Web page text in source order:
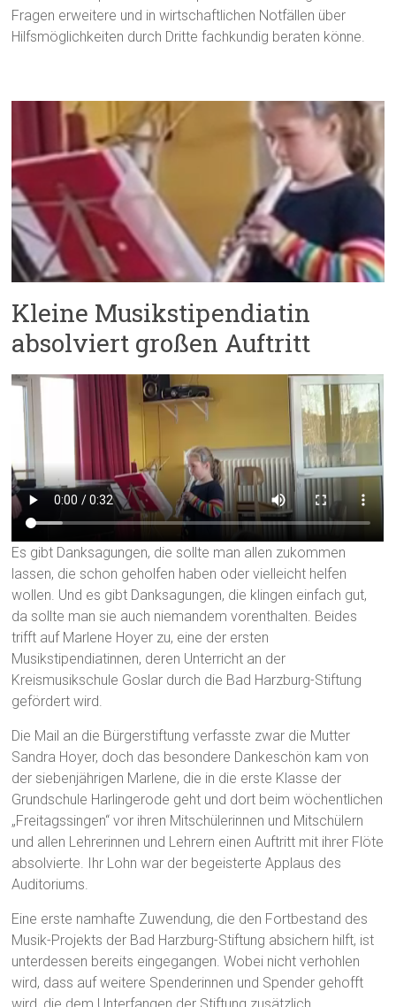
Fragen erweitere und in wirtschaftlichen Notfällen über
Hilfsmöglichkeiten durch Dritte fachkundig beraten könne.
Kleine Musikstipendiatin
absolviert großen Auftritt
Es gibt Danksagungen, die sollte man allen zukommen
lassen, die schon geholfen haben oder vielleicht helfen
wollen. Und es gibt Danksagungen, die klingen einfach gut,
da sollte man sie auch niemandem vorenthalten. Beides
trifft auf Marlene Hoyer zu, eine der ersten
Musikstipendiatinnen, deren Unterricht an der
Kreismusikschule Goslar durch die Bad Harzburg-Stiftung
gefördert wird.
Die Mail an die Bürgerstiftung verfasste zwar die Mutter
Sandra Hoyer, doch das besondere Dankeschön kam von
der siebenjährigen Marlene, die in die erste Klasse der
Grundschule Harlingerode geht und dort beim wöchentlichen
„Freitagssingen“ vor ihren Mitschülerinnen und Mitschülern
und allen Lehrerinnen und Lehrern einen Auftritt mit ihrer Flöte
absolvierte. Ihr Lohn war der begeisterte Applaus des
Auditoriums.
Eine erste namhafte Zuwendung, die den Fortbestand des
Musik-Projekts der Bad Harzburg-Stiftung absichern hilft, ist
unterdessen bereits eingegangen. Wobei nicht verhohlen
wird, dass auf weitere Spenderinnen und Spender gehofft